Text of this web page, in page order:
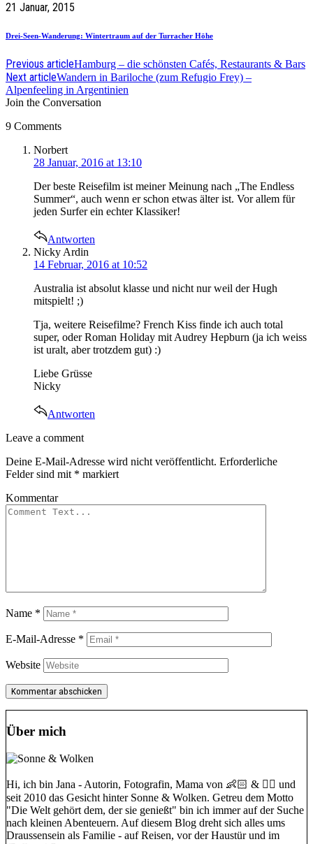
21 Januar, 2015
Drei-Seen-Wanderung: Wintertraum auf der Turracher Höhe
Previous articleHamburg – die schönsten Cafés, Restaurants & Bars
Next articleWandern in Bariloche (zum Refugio Frey) –
Alpenfeeling in Argentinien
Join the Conversation
9 Comments
says:
Norbert
28 Januar, 2016 at 13:10
Der beste Reisefilm ist meiner Meinung nach „The Endless
Summer“, auch wenn er schon etwas älter ist. Vor allem für
jeden Surfer ein echter Klassiker!
Antworten
says:
Nicky Ardin
14 Februar, 2016 at 10:52
Australia ist absolut klasse und nicht nur weil der Hugh
mitspielt! ;)
Tja, weitere Reisefilme? French Kiss finde ich auch total
super, oder Roman Holiday mit Audrey Hepburn (ja ich weiss
ist uralt, aber trotzdem gut) :)
Liebe Grüsse
Nicky
Antworten
Leave
comment
Leave a comment
Deine E-Mail-Adresse wird nicht veröffentlicht. Erforderliche
Felder sind mit * markiert
Kommentar
Name *
E-Mail-Adresse *
Website
Über mich
Hi, ich bin Jana - Autorin, Fotografin, Mama von 👶🏻 & 🐕‍🦺 und
seit 2010 das Gesicht hinter Sonne & Wolken. Getreu dem Motto
"Die Welt gehört dem, der sie genießt" bin ich immer auf der Suche
nach kleinen Abenteuern. Auf diesem Blog dreht sich alles ums
Draussensein als Familie - auf Reisen, vor der Haustür und im